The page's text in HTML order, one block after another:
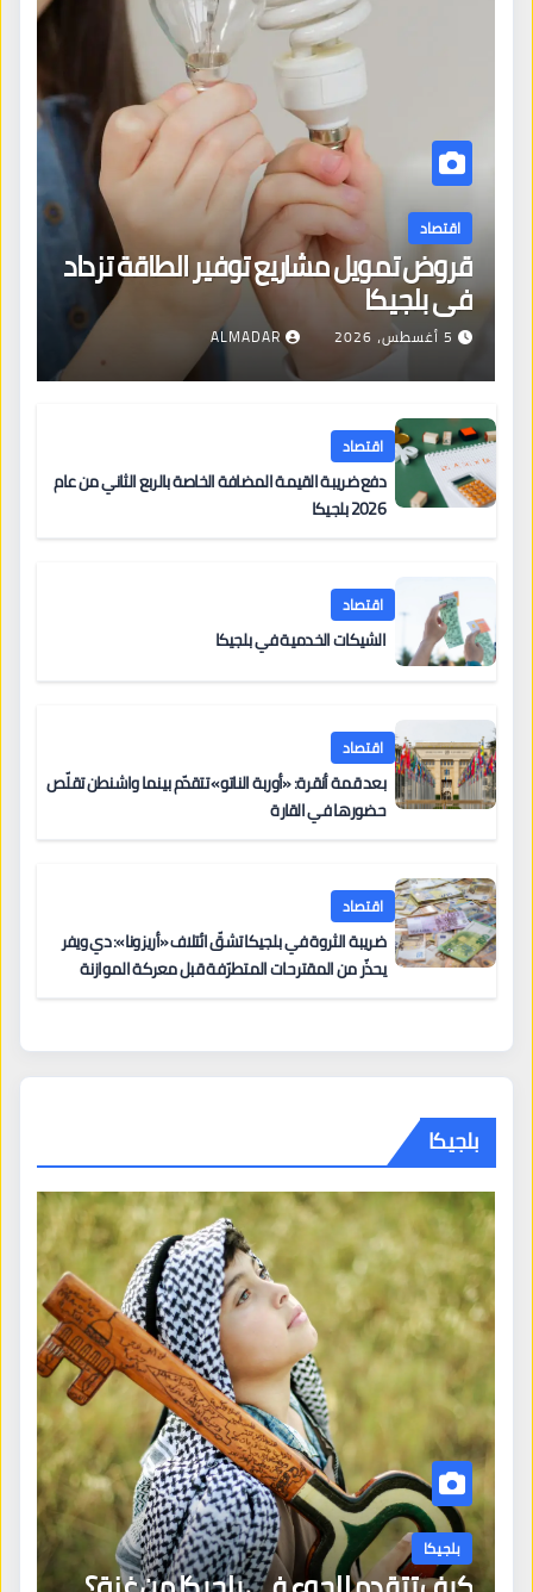
اقتصاد
قروض تمويل مشاريع توفير الطاقة تزداد
في بلجيكا
5 أغسطس، 2026 ALMADAR
اقتصاد
دفع ضريبة القيمة المضافة الخاصة بالربع الثاني من عام
2026 بلجيكا
اقتصاد
الشيكات الخدمية في بلجيكا
اقتصاد
بعد قمة أنقرة: «أوربة الناتو» تتقدّم بينما واشنطن تقلّص
حضورها في القارة
اقتصاد
ضريبة الثروة في بلجيكا تشقّ ائتلاف «أريزونا»: دي ويفر
يحذّر من المقترحات المتطرّفة قبل معركة الموازنة
بلجيكا
بلجيكا